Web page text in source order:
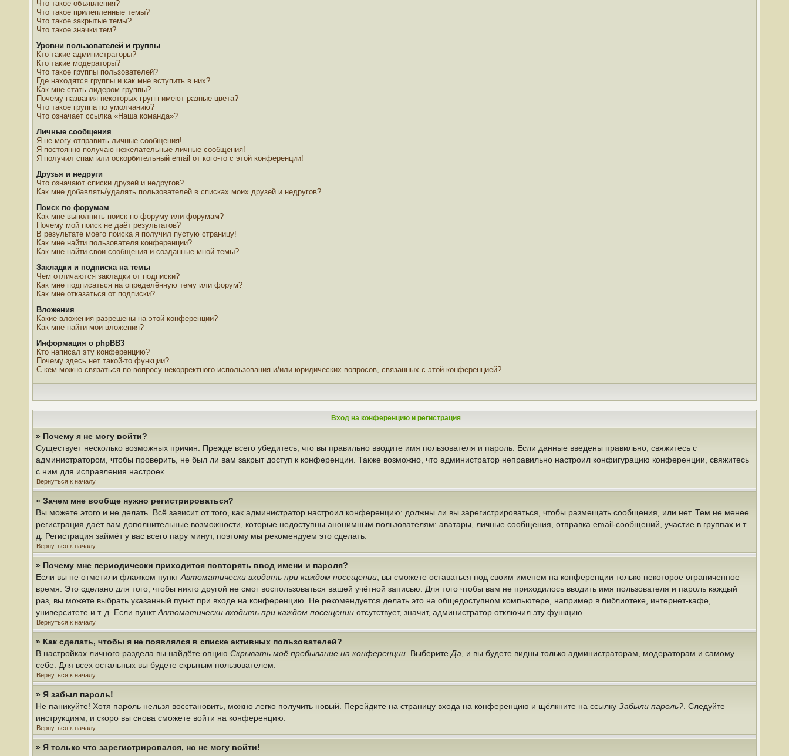
Что такое объявления?
Что такое прилепленные темы?
Что такое закрытые темы?
Что такое значки тем?
Уровни пользователей и группы
Кто такие администраторы?
Кто такие модераторы?
Что такое группы пользователей?
Где находятся группы и как мне вступить в них?
Как мне стать лидером группы?
Почему названия некоторых групп имеют разные цвета?
Что такое группа по умолчанию?
Что означает ссылка «Наша команда»?
Личные сообщения
Я не могу отправить личные сообщения!
Я постоянно получаю нежелательные личные сообщения!
Я получил спам или оскорбительный email от кого-то с этой конференции!
Друзья и недруги
Что означают списки друзей и недругов?
Как мне добавлять/удалять пользователей в списках моих друзей и недругов?
Поиск по форумам
Как мне выполнить поиск по форуму или форумам?
Почему мой поиск не даёт результатов?
В результате моего поиска я получил пустую страницу!
Как мне найти пользователя конференции?
Как мне найти свои сообщения и созданные мной темы?
Закладки и подписка на темы
Чем отличаются закладки от подписки?
Как мне подписаться на определённую тему или форум?
Как мне отказаться от подписки?
Вложения
Какие вложения разрешены на этой конференции?
Как мне найти мои вложения?
Информация о phpBB3
Кто написал эту конференцию?
Почему здесь нет такой-то функции?
С кем можно связаться по вопросу некорректного использования и/или юридических вопросов, связанных с этой конференцией?
Вход на конференцию и регистрация
» Почему я не могу войти?
Существует несколько возможных причин. Прежде всего убедитесь, что вы правильно вводите имя пользователя и пароль. Если данные введены правильно, свяжитесь с
администратором, чтобы проверить, не был ли вам закрыт доступ к конференции. Также возможно, что администратор неправильно настроил конфигурацию конференции, свяжитесь
с ним для исправления настроек.
Вернуться к началу
» Зачем мне вообще нужно регистрироваться?
Вы можете этого и не делать. Всё зависит от того, как администратор настроил конференцию: должны ли вы зарегистрироваться, чтобы размещать сообщения, или нет. Тем не менее
регистрация даёт вам дополнительные возможности, которые недоступны анонимным пользователям: аватары, личные сообщения, отправка email-сообщений, участие в группах и т.
д. Регистрация займёт у вас всего пару минут, поэтому мы рекомендуем это сделать.
Вернуться к началу
» Почему мне периодически приходится повторять ввод имени и пароля?
Если вы не отметили флажком пунктАвтоматически входить при каждом посещении , вы сможете оставаться под своим именем на конференции только некоторое ограниченное
время. Это сделано для того, чтобы никто другой не смог воспользоваться вашей учётной записью. Для того чтобы вам не приходилось вводить имя пользователя и пароль каждый
раз, вы можете выбрать указанный пункт при входе на конференцию. Не рекомендуется делать это на общедоступном компьютере, например в библиотеке, интернет-кафе,
университете и т. д. Если пунктАвтоматически входить при каждом посещении отсутствует, значит, администратор отключил эту функцию.
Вернуться к началу
» Как сделать, чтобы я не появлялся в списке активных пользователей?
В настройках личного раздела вы найдёте опцию Скрывать моё пребывание на конференции . Выберите Да , и вы будете видны только администраторам, модераторам и самому
себе. Для всех остальных вы будете скрытым пользователем.
Вернуться к началу
» Я забыл пароль!
Не паникуйте! Хотя пароль нельзя восстановить, можно легко получить новый. Перейдите на страницу входа на конференцию и щёлкните на ссылку Забыли пароль? . Следуйте
инструкциям, и скоро вы снова сможете войти на конференцию.
Вернуться к началу
» Я только что зарегистрировался, но не могу войти!